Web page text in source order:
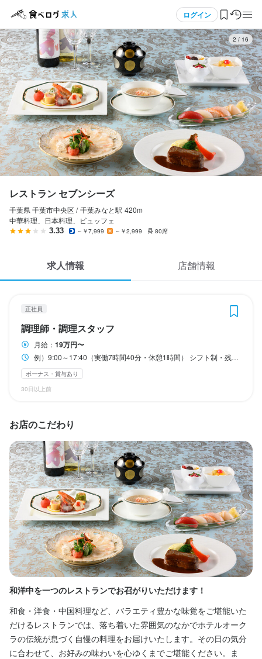
ログイン
ログイン・無料会員登録
食べログ求人TOP
求人検索
マイページ管理
気になる求人
検索履歴・保存した条件
応募履歴
ヘルプ・お問い合わせフォーム
掲載をご検討の店舗様へ
企業情報
3 / 16
レストラン セブンシーズ
千葉県 千葉市中央区 / 千葉みなと駅 420m
中華料理、日本料理、ビュッフェ
3.33 ～￥7,999 ～￥2,999 80席
求人情報 店舗情報
正社員
調理師・調理スタッフ
月給： 19万円〜
例）9:00～17:40（実働7時間40分・休憩1時間） シフト制・残業あり(月平均20時間から40時間)
ボーナス・賞与あり
30日以上前
お店のこだわり
和洋中を一つのレストランでお召がりいただけます！
和食・洋食・中国料理など、バラエティ豊かな味覚をご堪能いた
だけるレストランでは、落ち着いた雰囲気のなかでホテルオーク
ラの伝統が息づく自慢の料理をお届けいたします。その日の気分
に合わせて、お好みの味わいを心ゆくまでご堪能ください。ま
正社員 レストラン セブンシーズ
調理師・調理スタッフ
調理師・調理スタッフ
月給190,000円〜
ボーナス・賞与あり 昇給あり 家族手当あり 退職金あり
試用期間
給与補足
月給は経験、スキル、年齢を考慮して決定します。
上記給与は食事手当含む。
勤務時間
例）9:00～17:40（実働7時間40分・休憩1時間）
シフト制・残業あり(月平均20時間から40時間)
転勤なし
休日・休暇
有給休暇（法律通り、半日単位での取得可）
介護休暇
慶弔休暇
月8日以上休みあり 産休・育休制度あり 夏季休暇あり
待遇
・社会保険完備（厚生年金、雇用保険、健康保険、労災保険）
・制服貸与
・従業員食堂
社会保険完備 制服貸与
仕事内容
「中国調理」および「洋食調理」における調理師の募集となりま
応募画面へ進む